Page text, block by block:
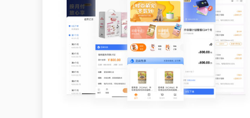
先享后付
芝麻信用